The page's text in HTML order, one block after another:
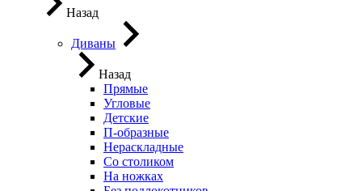
Назад
Диваны
Назад
Прямые
Угловые
Детские
П-образные
Нераскладные
Со столиком
На ножках